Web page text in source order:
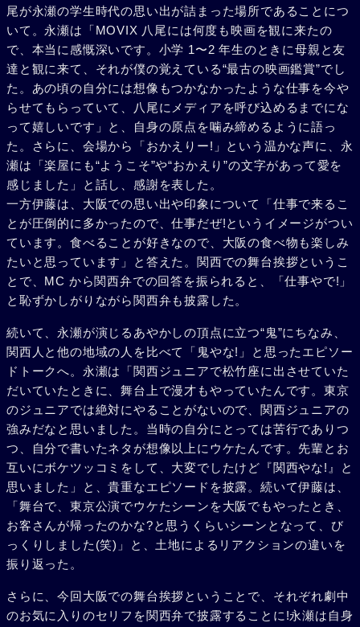
尾が永瀬の学生時代の思い出が詰まった場所であることにつ
いて。永瀬は「MOVIX 八尾には何度も映画を観に来たの
で、本当に感慨深いです。小学 1〜2 年生のときに母親と友
達と観に来て、それが僕の覚えている“最古の映画鑑賞”でし
た。あの頃の自分には想像もつかなかったような仕事を今や
らせてもらっていて、八尾にメディアを呼び込めるまでにな
って嬉しいです」と、自身の原点を噛み締めるように語っ
た。さらに、会場から「おかえりー!」という温かな声に、永
瀬は「楽屋にも“ようこそ”や“おかえり”の文字があって愛を
感じました」と話し、感謝を表した。
一方伊藤は、大阪での思い出や印象について「仕事で来るこ
とが圧倒的に多かったので、仕事だぜ!というイメージがつい
ています。食べることが好きなので、大阪の食べ物も楽しみ
たいと思っています」と答えた。関西での舞台挨拶というこ
とで、MC から関西弁での回答を振られると、「仕事やで!」
と恥ずかしがりながら関西弁も披露した。
続いて、永瀬が演じるあやかしの頂点に立つ“鬼”にちなみ、
関西人と他の地域の人を比べて「鬼やな!」と思ったエピソー
ドトークへ。永瀬は「関西ジュニアで松竹座に出させていた
だいていたときに、舞台上で漫才もやっていたんです。東京
のジュニアでは絶対にやることがないので、関西ジュニアの
強みだなと思いました。当時の自分にとっては苦行でありつ
つ、自分で書いたネタが想像以上にウケたんです。先輩とお
互いにボケツッコミをして、大変でしたけど『関西やな!』と
思いました」と、貴重なエピソードを披露。続いて伊藤は、
「舞台で、東京公演でウケたシーンを大阪でもやったとき、
お客さんが帰ったのかな?と思うくらいシーンとなって、び
っくりしました(笑)」と、土地によるリアクションの違いを
振り返った。
さらに、今回大阪での舞台挨拶ということで、それぞれ劇中
のお気に入りのセリフを関西弁で披露することに!永瀬は自身